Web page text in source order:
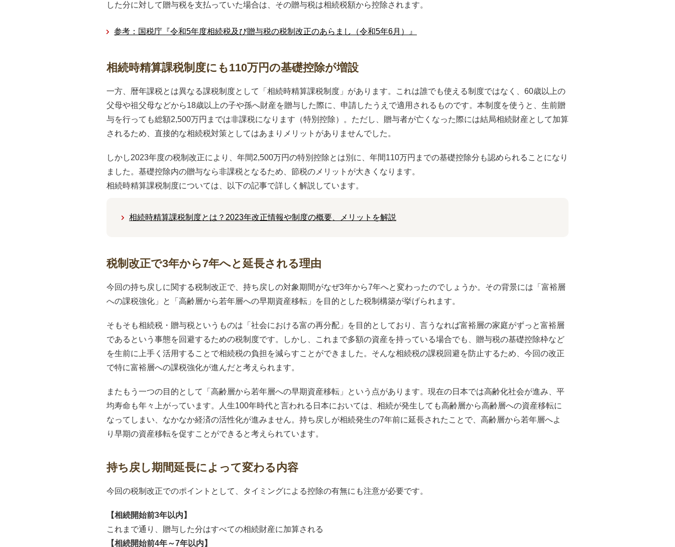
した分に対して贈与税を支払っていた場合は、その贈与税は相続税額から控除されます。
参考：国税庁『令和5年度相続税及び贈与税の税制改正のあらまし（令和5年6月）』
相続時精算課税制度にも110万円の基礎控除が増設
一方、暦年課税とは異なる課税制度として「相続時精算課税制度」があります。これは誰でも使える制度ではなく、60歳以上の
父母や祖父母などから18歳以上の子や孫へ財産を贈与した際に、申請したうえで適用されるものです。本制度を使うと、生前贈
与を行っても総額2,500万円までは非課税になります（特別控除）。ただし、贈与者が亡くなった際には結局相続財産として加算
されるため、直接的な相続税対策としてはあまりメリットがありませんでした。
しかし2023年度の税制改正により、年間2,500万円の特別控除とは別に、年間110万円までの基礎控除分も認められることになり
ました。基礎控除内の贈与なら非課税となるため、節税のメリットが大きくなります。
相続時精算課税制度については、以下の記事で詳しく解説しています。
相続時精算課税制度とは？2023年改正情報や制度の概要、メリットを解説
税制改正で3年から7年へと延長される理由
今回の持ち戻しに関する税制改正で、持ち戻しの対象期間がなぜ3年から7年へと変わったのでしょうか。その背景には「富裕層
への課税強化」と「高齢層から若年層への早期資産移転」を目的とした税制構築が挙げられます。
そもそも相続税・贈与税というものは「社会における富の再分配」を目的としており、言うなれば富裕層の家庭がずっと富裕層
であるという事態を回避するための税制度です。しかし、これまで多額の資産を持っている場合でも、贈与税の基礎控除枠など
を生前に上手く活用することで相続税の負担を減らすことができました。そんな相続税の課税回避を防止するため、今回の改正
で特に富裕層への課税強化が進んだと考えられます。
またもう一つの目的として「高齢層から若年層への早期資産移転」という点があります。現在の日本では高齢化社会が進み、平
均寿命も年々上がっています。人生100年時代と言われる日本においては、相続が発生しても高齢層から高齢層への資産移転に
なってしまい、なかなか経済の活性化が進みません。持ち戻しが相続発生の7年前に延長されたことで、高齢層から若年層へよ
り早期の資産移転を促すことができると考えられています。
持ち戻し期間延長によって変わる内容
今回の税制改正でのポイントとして、タイミングによる控除の有無にも注意が必要です。
【相続開始前3年以内】
これまで通り、贈与した分はすべての相続財産に加算される
【相続開始前4年～7年以内】